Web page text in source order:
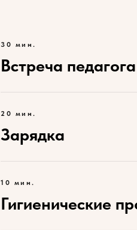
30 мин.
Встреча
20 мин.
Зарядка
10 мин.
Гигиенические